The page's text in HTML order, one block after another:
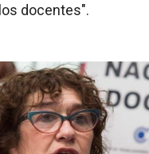
docentes".